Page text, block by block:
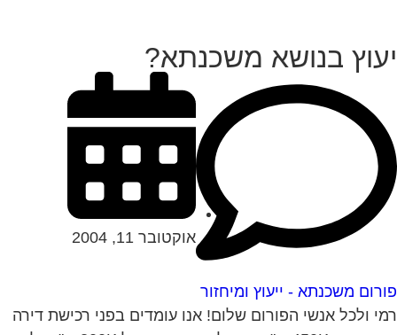
בנושא משכנתא?
משכנתא - ייעוץ ומיחזור
אוקטובר 11, 2004
ולכל אנשי הפורום שלום! אנו עומדים בפני רכישת דירה